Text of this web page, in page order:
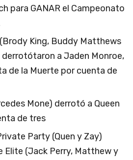
para GANAR el Campeonato
King, Buddy Matthews
derrotótaron a Jaden Monroe,
de la Muerte por cuenta de
Mone) derrotó a Queen
de tres
Party (Quen y Zay)
Elite (Jack Perry, Matthew y